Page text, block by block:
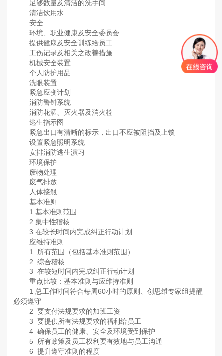
足够数量及清洁的洗手间
清洁饮用水
安全
环境、职业健康及安全委员会
提供健康及安全训练给员工
工伤记录及相关之改善措施
机械安全装置
个人防护用品
洗眼装置
紧急应变计划
消防警钟系统
消防花洒、灭火器及消火栓
逃生指示图
紧急出口有清晰的标示，出口不应被阻挡及上锁
设置紧急照明系统
安排消防逃生演习
环境保护
废物处理
废气排放
人体接触
基本准则
1 基本准则范围
2 集中性稽核
3 在较长时间内完成纠正行动计划
应维持准则
1 所有范围（包括基本准则范围）
2 综合稽核
3 在较短时间内完成纠正行动计划
重点比较：基本准则与应维持准则
1 总工作时间符合每周60小时的原则、创思维专家组提醒
必须遵守
2 要支付法规要求的加班工资
3 要提供所有法规要求的福利给员工
4 确保员工的健康、安全及环境受到保护
5 所有政策及员工权利要有效地与员工沟通
6 提升遵守准则的程度